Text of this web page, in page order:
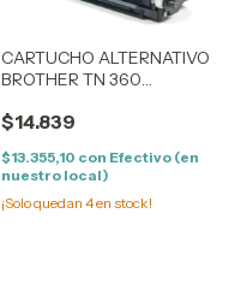
CARTUCHO ALTERNATIVO
BROTHER TN 360
360/2120/2125/2150/2175/26J
$14.839
$13.355,10 con Efectivo (en
nuestro local)
¡Solo quedan 4en stock!